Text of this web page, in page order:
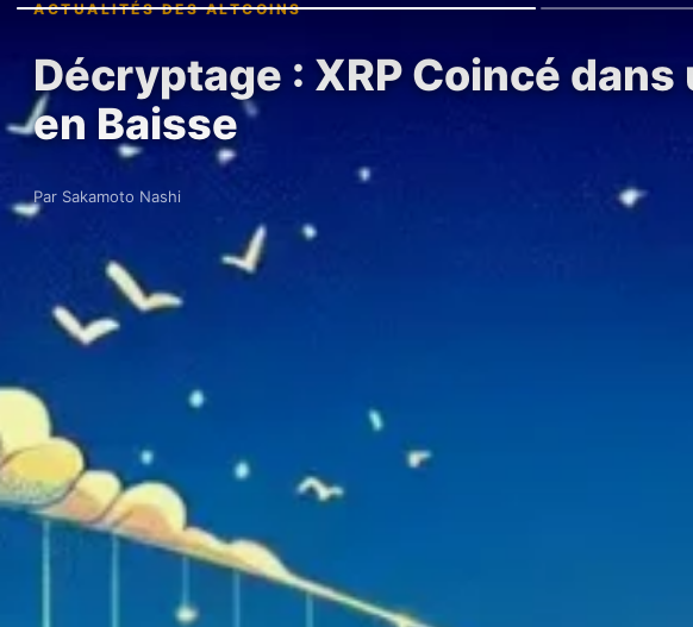
ACTUALITÉS DES ALTCOINS
Décryptage : XRP Coincé
en Baisse
Par Sakamoto Nashi